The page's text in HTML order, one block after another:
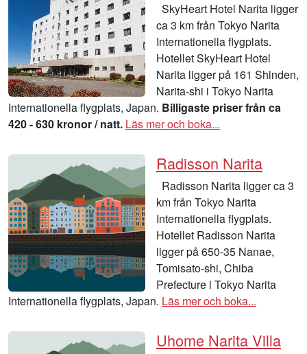
SkyHeart Hotel Narita ligger
ca 3 km från Tokyo Narita
Internationella flygplats.
Hotellet SkyHeart Hotel
Narita ligger på 161 Shinden,
Narita-shi i Tokyo Narita
Internationella flygplats, Japan. Billigaste priser från ca
420 - 630 kronor / natt. Läs mer och boka...
Radisson Narita
Radisson Narita ligger ca 3
km från Tokyo Narita
Internationella flygplats.
Hotellet Radisson Narita
ligger på 650-35 Nanae,
Tomisato-shi, Chiba
Prefecture i Tokyo Narita
Internationella flygplats, Japan. Läs mer och boka...
Uhome Narita Villa